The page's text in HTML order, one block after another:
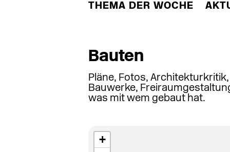
THEMA DER WOCHE
Bauten
Pläne, Fotos,
Bauwerke,
was mit wem gebaut hat.
+